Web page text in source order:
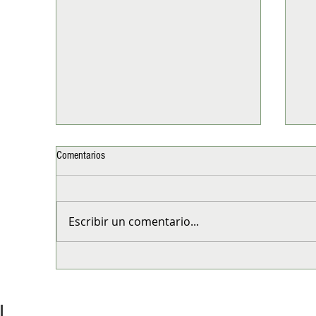
Comentarios
Escribir un comentario...